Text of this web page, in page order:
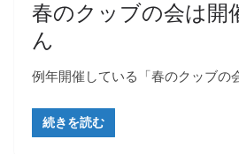
春のクッブの会は開
ん
例年開催している「春のクッブの
続きを読む